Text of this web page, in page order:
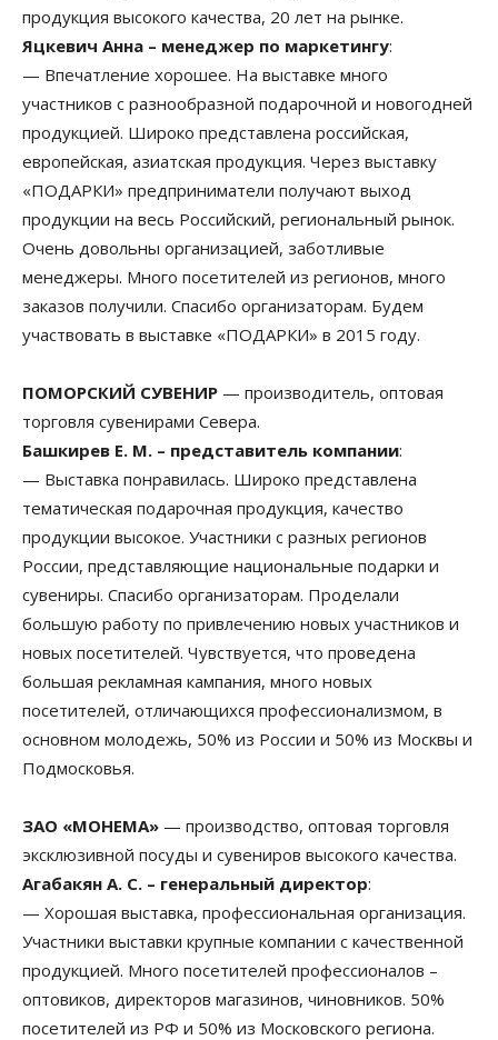
продукция высокого качества, 20 лет на рынке.
Яцкевич Анна – менеджер по маркетингу:
— Впечатление хорошее. На выставке много
участников с разнообразной подарочной и новогодней
продукцией. Широко представлена российская,
европейская, азиатская продукция. Через выставку
«ПОДАРКИ» предприниматели получают выход
продукции на весь Российский, региональный рынок.
Очень довольны организацией, заботливые
менеджеры. Много посетителей из регионов, много
заказов получили. Спасибо организаторам. Будем
участвовать в выставке «ПОДАРКИ» в 2015 году.
ПОМОРСКИЙ СУВЕНИР — производитель, оптовая
торговля сувенирами Севера.
Башкирев Е. М. – представитель компании:
— Выставка понравилась. Широко представлена
тематическая подарочная продукция, качество
продукции высокое. Участники с разных регионов
России, представляющие национальные подарки и
сувениры. Спасибо организаторам. Проделали
большую работу по привлечению новых участников и
новых посетителей. Чувствуется, что проведена
большая рекламная кампания, много новых
посетителей, отличающихся профессионализмом, в
основном молодежь, 50% из России и 50% из Москвы и
Подмосковья.
ЗАО «МОНЕМА» — производство, оптовая торговля
эксклюзивной посуды и сувениров высокого качества.
Агабакян А. С. – генеральный директор:
— Хорошая выставка, профессиональная организация.
Участники выставки крупные компании с качественной
продукцией. Много посетителей профессионалов –
оптовиков, директоров магазинов, чиновников. 50%
посетителей из РФ и 50% из Московского региона.